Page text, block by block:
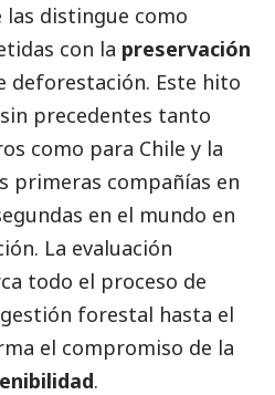
las distingue como
con la preservación
deforestación. Este hito
precedentes tanto
como para Chile y la
primeras compañías en
en el mundo en
La evaluación
todo el proceso de
forestal hasta el
el compromiso de la
.